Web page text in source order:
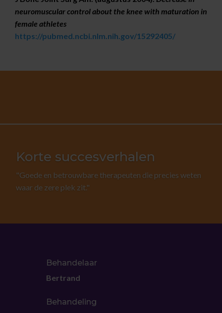
neuromuscular control about the knee with maturation in
female athletes
https://pubmed.ncbi.nlm.nih.gov/15292405/
Korte succesverhalen
"Goede en betrouwbare therapeuten die precies weten
waar de zere plek zit."
Behandelaar
Bertrand
Behandeling